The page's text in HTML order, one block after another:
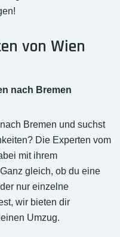
von Wien
nach Bremen
Bremen und suchst
Die Experten vom
mit ihrem
gleich, ob du eine
nur einzelne
wir bieten dir
Umzug.